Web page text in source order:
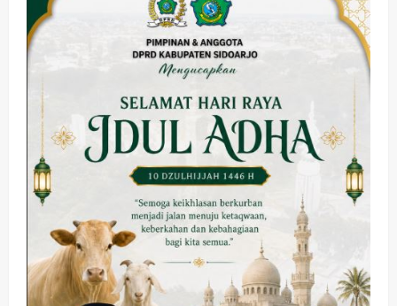
Komisi
Panggil
Pihak
Minta
Kontraktor
Dibayar
Sesuai
Progres
Diminta
Mundur